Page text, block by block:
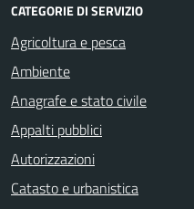
CATEGORIE DI SERVIZIO
Agricoltura e pesca
Ambiente
Anagrafe e stato civile
Appalti pubblici
Autorizzazioni
Catasto e urbanistica